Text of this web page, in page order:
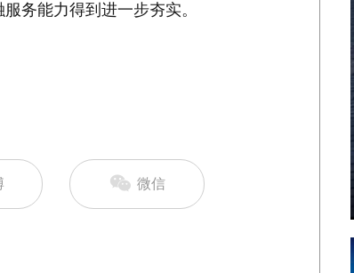
务能力得到进一步夯实。
微信